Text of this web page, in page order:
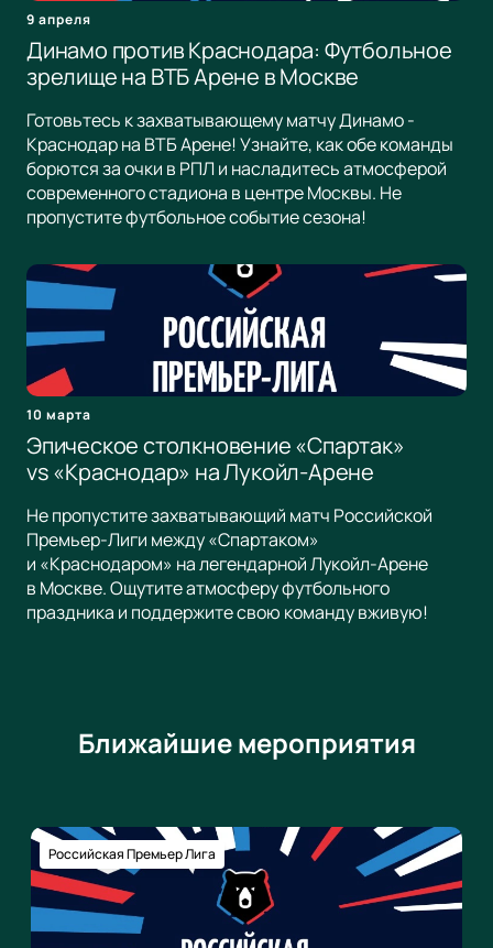
9 апреля
Динамо против Краснодара: Футбольное
зрелище на ВТБ Арене в Москве
Готовьтесь к захватывающему матчу Динамо -
Краснодар на ВТБ Арене! Узнайте, как обе команды
борются за очки в РПЛ и насладитесь атмосферой
современного стадиона в центре Москвы. Не
пропустите футбольное событие сезона!
10 марта
Эпическое столкновение «Спартак»
vs «Краснодар» на Лукойл-Арене
Не пропустите захватывающий матч Российской
Премьер-Лиги между «Спартаком»
и «Краснодаром» на легендарной Лукойл-Арене
в Москве. Ощутите атмосферу футбольного
праздника и поддержите свою команду вживую!
Ближайшие мероприятия
Российская Премьер Лига